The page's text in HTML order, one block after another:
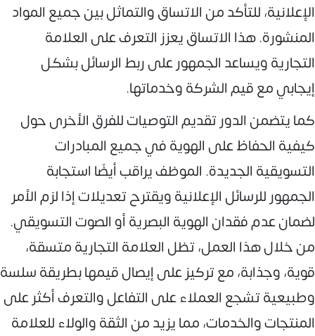
الإعلانية، للتأكد من الاتساق والتماثل بين جميع المواد
المنشورة. هذا الاتساق يعزز التعرف على العلامة
التجارية ويساعد الجمهور على ربط الرسائل بشكل
إيجابي مع قيم الشركة وخدماتها.
كما يتضمن الدور تقديم التوصيات للفرق الأخرى حول
كيفية الحفاظ على الهوية في جميع المبادرات
التسويقية الجديدة. الموظف يراقب أيضًا استجابة
الجمهور للرسائل الإعلانية ويقترح تعديلات إذا لزم الأمر
لضمان عدم فقدان الهوية البصرية أو الصوت التسويقي.
من خلال هذا العمل، تظل العلامة التجارية متسقة،
قوية، وجذابة، مع تركيز على إيصال قيمها بطريقة سلسة
وطبيعية تشجع العملاء على التفاعل والتعرف أكثر على
المنتجات والخدمات، مما يزيد من الثقة والولاء للعلامة